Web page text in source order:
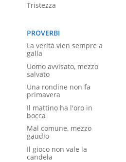
Tristezza
PROVERBI
La verità vien sempre a
galla
Uomo avvisato, mezzo
salvato
Una rondine non fa
primavera
Il mattino ha l'oro in
bocca
Mal comune, mezzo
gaudio
Il gioco non vale la
candela